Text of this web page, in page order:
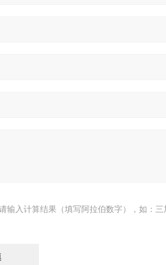
输入计算结果（填写阿拉伯数字），如：三